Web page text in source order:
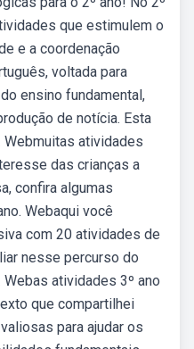
que estimulem o
e a coordenação
voltada para
ensino fundamental,
de notícia. Esta
atividades
das crianças a
confira algumas
Webaqui você
com 20 atividades de
nesse percurso do
atividades 3º ano
que compartilhei
para ajudar os